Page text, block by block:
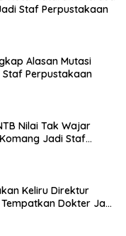
Staf Perpustakaan
Alasan Mutasi
Perpustakaan
Nilai Tak Wajar
Jadi Staf
Keliru Direktur
Dokter Jadi